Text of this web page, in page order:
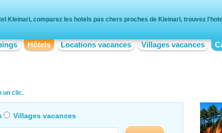
Kleinarl, comparez les hotels pas chers proches de Kleinarl, trouvez
Hôtels Locations vacances Villages vacances
un clic.
Villages vacances